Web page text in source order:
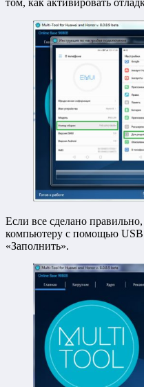
Если все сделано
компьютеру с помощью
«Заполнить».